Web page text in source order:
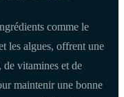
comme le
les algues, offrent une
de vitamines et de
maintenir une bonne